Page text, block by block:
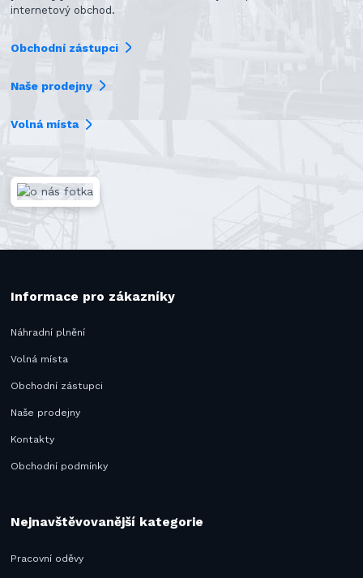
internetový obchod.
Obchodní zástupci
Naše prodejny
Volná místa
Informace pro zákazníky
Náhradní plnění
Volná místa
Obchodní zástupci
Naše prodejny
Kontakty
Obchodní podmínky
Nejnavštěvovanější kategorie
Pracovní oděvy